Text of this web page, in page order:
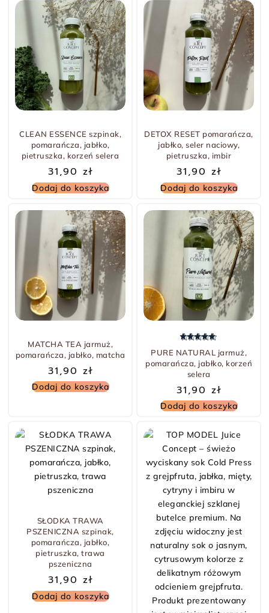
CLEAN ESSENCE szpinak,
pomarańcza, jabłko,
pietruszka, korzeń selera
31,90 zł
Dodaj do koszyka
DETOX RESET pomarańcza,
jabłko, seler naciowy,
pietruszka, imbir
31,90 zł
Dodaj do koszyka
MATCHA TEA jarmuż,
pomarańcza, jabłko, matcha
31,90 zł
Dodaj do koszyka
PURE NATURAL jarmuż,
pomarańcza, jabłko, korzeń
selera
31,90 zł
Dodaj do koszyka
SŁODKA TRAWA
PSZENICZNA szpinak,
pomarańcza, jabłko,
pietruszka, trawa
pszeniczna
31,90 zł
Dodaj do koszyka